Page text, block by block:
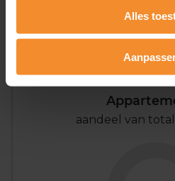
Alles
Koopwoningen
aandeel van